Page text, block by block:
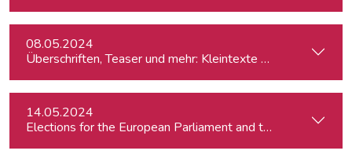
08.05.2024
Überschriften, Teaser und mehr: Kleintexte einfach besser
14.05.2024